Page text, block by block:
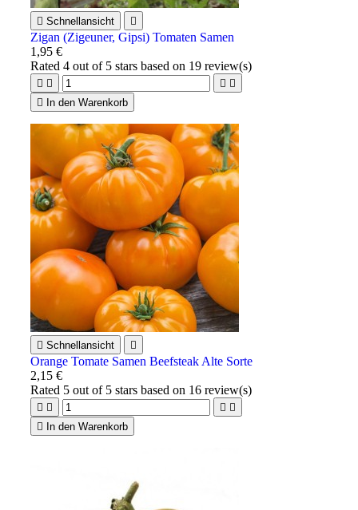
 Schnellansicht 
Zigan (Zigeuner, Gipsi) Tomaten Samen
1,95 €
Rated4 out of 5 stars based on 19 review(s)
   

In den Warenkorb
 Schnellansicht 
Orange Tomate Samen Beefsteak Alte Sorte
2,15 €
Rated 5 out of 5 stars based on 16 review(s)
   

In den Warenkorb